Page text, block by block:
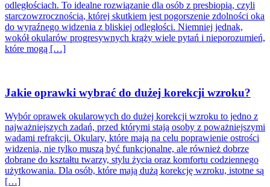
odległościach. To idealne rozwiązanie dla osób z presbiopią, czyli
starczowzrocznością, której skutkiem jest pogorszenie zdolności oka
do wyraźnego widzenia z bliskiej odległości. Niemniej jednak,
wokół okularów progresywnych krąży wiele pytań i nieporozumień,
które mogą […]
Jakie oprawki wybrać do dużej korekcji wzroku?
Wybór oprawek okularowych do dużej korekcji wzroku to jedno z
najważniejszych zadań, przed którymi stają osoby z poważniejszymi
wadami refrakcji. Okulary, które mają na celu poprawienie ostrości
widzenia, nie tylko muszą być funkcjonalne, ale również dobrze
dobrane do kształtu twarzy, stylu życia oraz komfortu codziennego
użytkowania. Dla osób, które mają dużą korekcję wzroku, istotne są
[…]